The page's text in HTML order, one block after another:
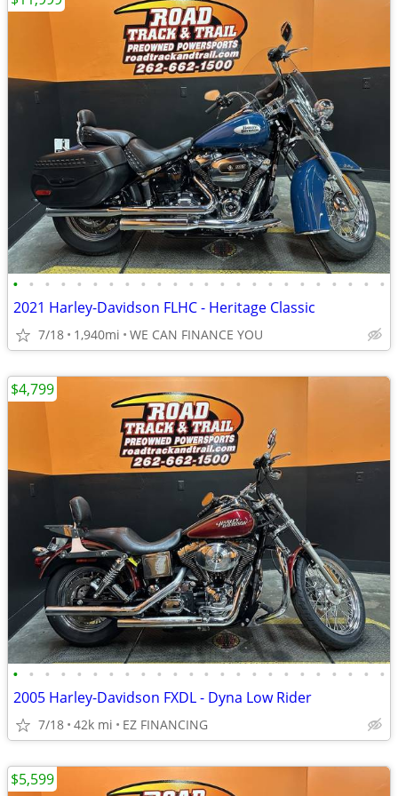
• • • • • • • • • • • • • • • • • • • • • • • •
2021 Harley-Davidson FLHC - Heritage Classic
7/18 1,940mi WE CAN FINANCE YOU
• • • • • • • • • • • • • • • • • • • • • • • •
2005 Harley-Davidson FXDL - Dyna Low Rider
7/18 42k mi EZ FINANCING
$4,799
$5,599